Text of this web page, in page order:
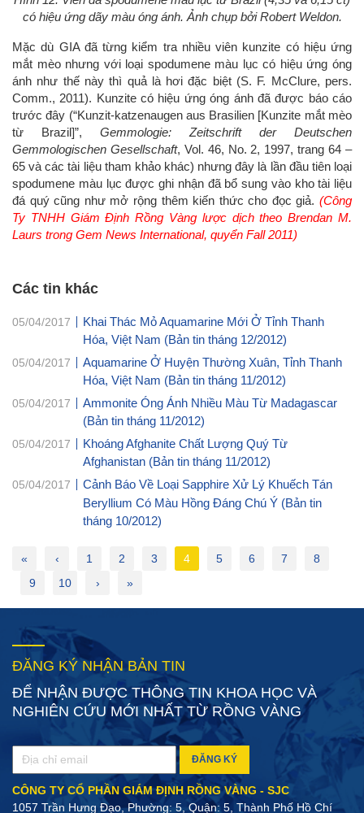
có hiệu ứng dãy màu óng ánh. Ảnh chụp bởi Robert Weldon.
Mặc dù GIA đã từng kiểm tra nhiều viên kunzite có hiệu ứng
mắt mèo nhưng với loại spodumene màu lục có hiệu ứng óng
ánh như thế này thì quả là hơi đặc biệt (S. F. McClure, pers.
Comm., 2011). Kunzite có hiệu ứng óng ánh đã được báo cáo
trước đây (“Kunzit-katzenaugen aus Brasilien [Kunzite mắt mèo
từ Brazil]”, Gemmologie: Zeitschrift der Deutschen
Gemmologischen Gesellschaft, Vol. 46, No. 2, 1997, trang 64 –
65 và các tài liệu tham khảo khác) nhưng đây là lần đầu tiên loại
spodumene màu lục được ghi nhận đã bổ sung vào kho tài liệu
đá quý cũng như mở rộng thêm kiến thức cho đọc giả. (Công
Ty TNHH Giám Định Rồng Vàng lược dịch theo Brendan M.
Laurs trong Gem News International, quyển Fall 2011)
Các tin khác
05/04/2017
Khai Thác Mỏ Aquamarine Mới Ở Tỉnh Thanh
Hóa, Việt Nam (Bản tin tháng 12/2012)
05/04/2017
Aquamarine Ở Huyện Thường Xuân, Tỉnh Thanh
Hóa, Việt Nam (Bản tin tháng 11/2012)
05/04/2017
Ammonite Óng Ánh Nhiều Màu Từ Madagascar
(Bản tin tháng 11/2012)
05/04/2017
Khoáng Afghanite Chất Lượng Quý Từ
Afghanistan (Bản tin tháng 11/2012)
05/04/2017
Cảnh Báo Về Loại Sapphire Xử Lý Khuếch Tán
Beryllium Có Màu Hồng Đáng Chú Ý (Bản tin
tháng 10/2012)
« ‹ 1 2 3 4 5 6 7
8
9
10 › »
ĐĂNG KÝ NHẬN BẢN TIN
ĐỂ NHẬN ĐƯỢC THÔNG TIN KHOA HỌC VÀ
NGHIÊN CỨU MỚI NHẤT TỪ RỒNG VÀNG
ĐĂNG KÝ
CÔNG TY CỔ PHẦN GIÁM ĐỊNH RỒNG VÀNG - SJC
1057 Trần Hưng Đạo, Phường: 5, Quận: 5, Thành Phố Hồ Chí